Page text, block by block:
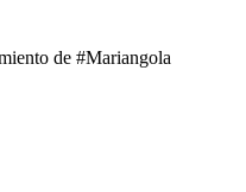
de #Mariangola